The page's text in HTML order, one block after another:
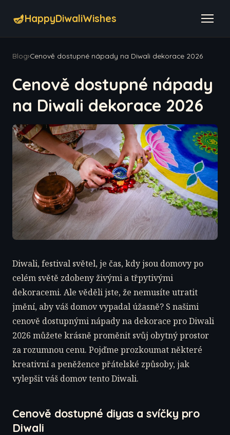
🪔HappyDiwaliWishes
Blog›Cenově dostupné nápady na Diwali dekorace 2026
Cenově dostupné nápady
na Diwali dekorace 2026
Diwali, festival světel, je čas, kdy jsou domovy po
celém světě zdobeny živými a třpytivými
dekoracemi. Ale věděli jste, že nemusíte utratit
jmění, aby váš domov vypadal úžasně? S našimi
cenově dostupnými nápady na dekorace pro Diwali
2026 můžete krásně proměnit svůj obytný prostor
za rozumnou cenu. Pojďme prozkoumat některé
kreativní a peněžence přátelské způsoby, jak
vylepšit váš domov tento Diwali.
Cenově dostupné diyas a svíčky pro
Diwali